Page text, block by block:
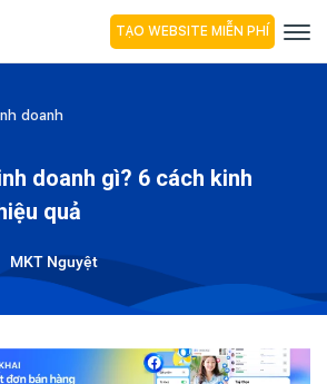
TẠO WEBSITE MIỄN PHÍ
doanh
doanh gì? 6 cách kinh
quả
MKT Nguyệt